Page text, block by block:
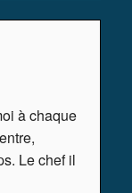
à chaque
Le chef il